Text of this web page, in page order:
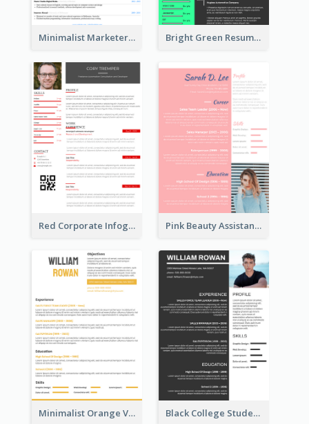
Minimalist Marketer Resume Bright Green Resume
Red Corporate Infographic Resume Pink Beauty Assistant Resume
Minimalist Orange Vintage Resume Black College Student Resume